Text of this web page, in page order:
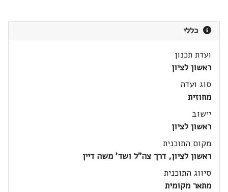
כללי
ועדת תכנון
ראשון לציון
סוג ועדה
מחוזית
יישוב
ראשון לציון
מקום התוכנית
ראשון לציון, דרך צה"ל ושד' משה דיין
סיווג התוכנית
מתאר מקומית